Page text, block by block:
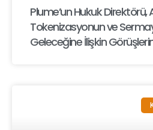
Plume’un Hukuk Direktörü,
Tokenizasyonun ve
Geleceğine İlişkin